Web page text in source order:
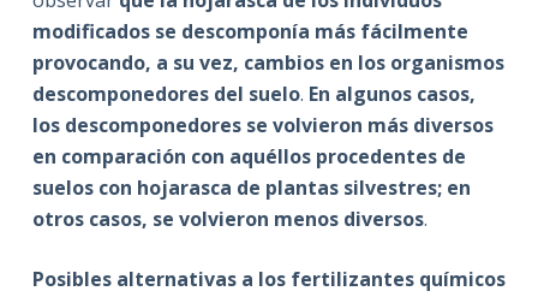
modificados se descomponía más fácilmente
provocando, a su vez, cambios en los organismos
descomponedores del suelo. En algunos casos,
los descomponedores se volvieron más diversos
en comparación con aquéllos procedentes de
suelos con hojarasca de plantas silvestres; en
otros casos, se volvieron menos diversos.
Posibles alternativas a los fertilizantes químicos